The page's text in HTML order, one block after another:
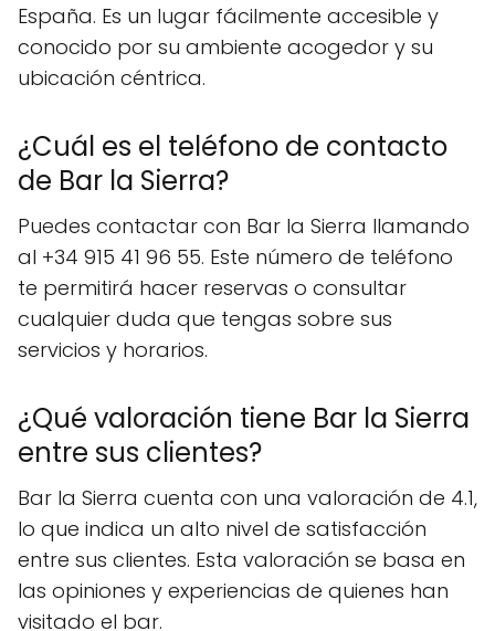
España. Es un lugar fácilmente accesible y
conocido por su ambiente acogedor y su
ubicación céntrica.
¿Cuál es el teléfono de contacto
de Bar la Sierra?
Puedes contactar con Bar la Sierra llamando
al +34 915 41 96 55. Este número de teléfono
te permitirá hacer reservas o consultar
cualquier duda que tengas sobre sus
servicios y horarios.
¿Qué valoración tiene Bar la Sierra
entre sus clientes?
Bar la Sierra cuenta con una valoración de 4.1,
lo que indica un alto nivel de satisfacción
entre sus clientes. Esta valoración se basa en
las opiniones y experiencias de quienes han
visitado el bar.